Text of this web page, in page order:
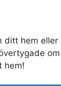
ditt hem
hem!